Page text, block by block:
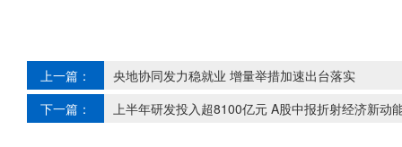
上一篇：
央地协同发力稳就业 增量举措加速出台落实
下一篇：
上半年研发投入超8100亿元 A股中报折射经济新动